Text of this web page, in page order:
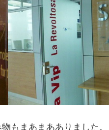
もまあまあありました。